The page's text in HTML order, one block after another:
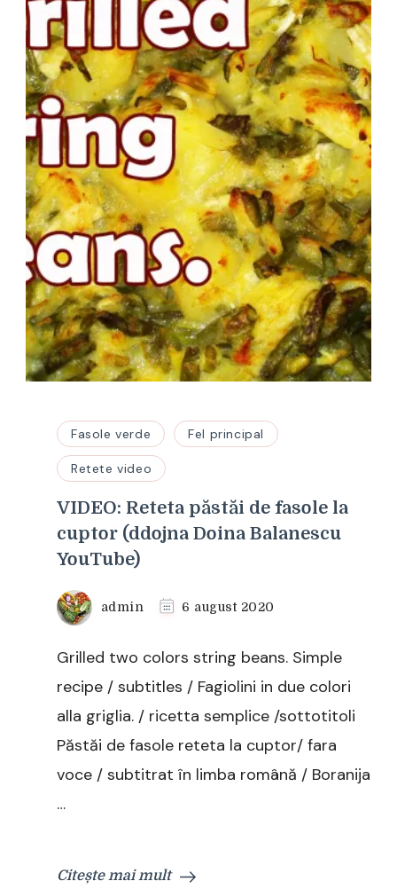
Fasole verde Fel principal
Retete video
VIDEO: Reteta păstăi de fasole la
cuptor (ddojna Doina Balanescu
YouTube)
admin 6 august 2020
Grilled two colors string beans. Simple
recipe / subtitles / Fagiolini in due colori
alla griglia. / ricetta semplice /sottotitoli
Păstăi de fasole reteta la cuptor/ fara
voce / subtitrat în limba română / Boranija
…
Citește mai mult